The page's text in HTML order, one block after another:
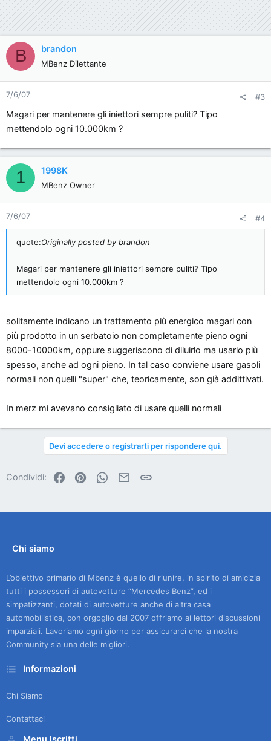
B brandon
MBenz Dilettante
7/6/07 #3
Magari per mantenere gli iniettori sempre puliti? Tipo
mettendolo ogni 10.000km ?
1 1998K
MBenz Owner
7/6/07 #4
quote:Originally posted by brandon
Magari per mantenere gli iniettori sempre puliti? Tipo
mettendolo ogni 10.000km ?
solitamente indicano un trattamento più energico magari con
più prodotto in un serbatoio non completamente pieno ogni
8000-10000km, oppure suggeriscono di diluirlo ma usarlo più
spesso, anche ad ogni pieno. In tal caso conviene usare gasoli
normali non quelli "super" che, teoricamente, son già addittivati.
In merz mi avevano consigliato di usare quelli normali
Devi accedere o registrarti per rispondere qui.
Condividi: FacebookPinterestWhatsApp
Email
Chi siamo
L’obiettivo primario di Mbenz è quello di riunire, in spirito di amicizia
tutti i possessori di autovetture “Mercedes Benz”, ed i
simpatizzanti, dotati di autovetture anche di altra casa
automobilistica, con orgoglio dal 2007 offriamo ai lettori discussioni
imparziali. Lavoriamo ogni giorno per assicurarci che la nostra
Community sia una delle migliori.
Informazioni
Chi Siamo
Contattaci